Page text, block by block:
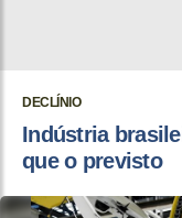
DECLÍNIO
Indústria
que o previsto